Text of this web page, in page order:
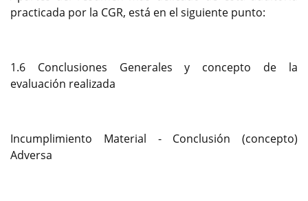
practicada por la CGR, está en el siguiente punto:
1.6 Conclusiones Generales y concepto de la
evaluación realizada
Incumplimiento Material - Conclusión (concepto)
Adversa